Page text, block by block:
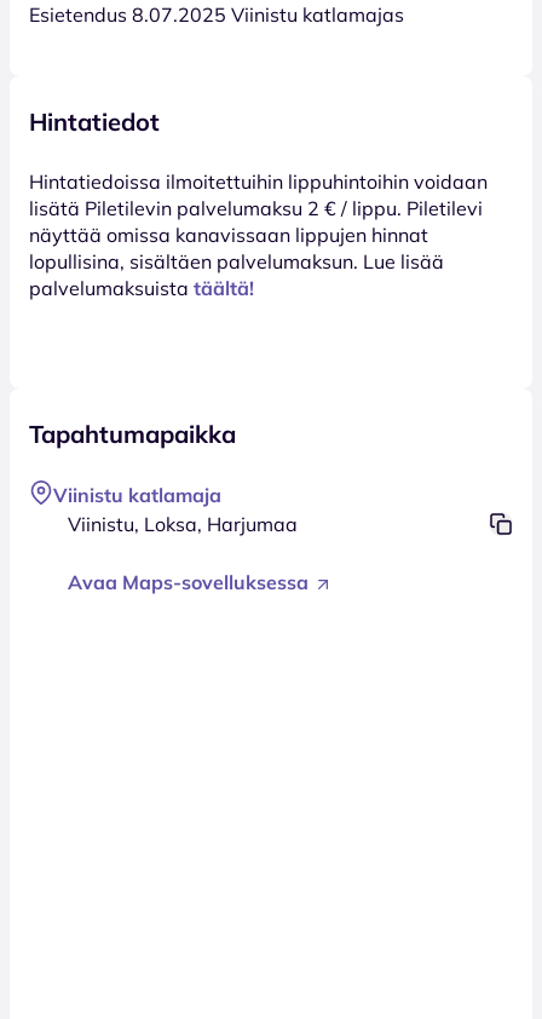
Esietendus 8.07.2025 Viinistu katlamajas
Hintatiedot
Hinta­tiedoissa ilmoitettuihin lippuhintoihin voidaan
lisätä Piletilevin palvelumaksu 2 € / lippu. Piletilevi
näyttää omissa kanavissaan lippujen hinnat
lopullisina, sisältäen palvelumaksun. Lue lisää
palvelumaksuista täältä!
Tapahtumapaikka
Viinistu katlamaja
Viinistu, Loksa, Harjumaa
Avaa Maps-sovelluksessa